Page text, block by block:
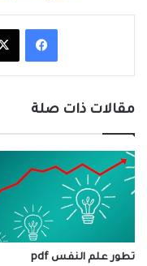
فيسبوك
مقالات ذات صلة
تطور علم النفس pdf